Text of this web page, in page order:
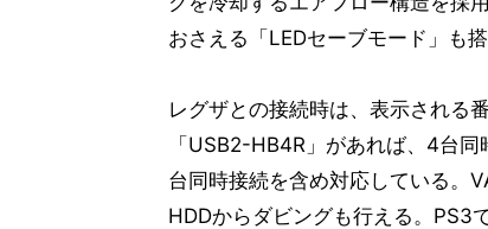
おさえる「LEDセーブモード」も搭
レグザとの接続時は、表示される
「USB2-HB4R」があれば、4台
台同時接続を含め対応している。
HDDからダビングも行える。PS3